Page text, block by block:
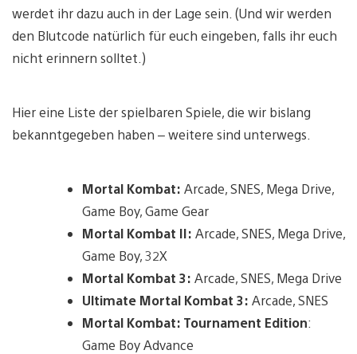
werdet ihr dazu auch in der Lage sein. (Und wir werden
den Blutcode natürlich für euch eingeben, falls ihr euch
nicht erinnern solltet.)
Hier eine Liste der spielbaren Spiele, die wir bislang
bekanntgegeben haben – weitere sind unterwegs.
Mortal Kombat: Arcade, SNES, Mega Drive,
Game Boy, Game Gear
Mortal Kombat II: Arcade, SNES, Mega Drive,
Game Boy, 32X
Mortal Kombat 3: Arcade, SNES, Mega Drive
Ultimate Mortal Kombat 3: Arcade, SNES
Mortal Kombat: Tournament Edition:
Game Boy Advance